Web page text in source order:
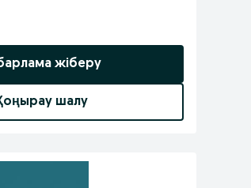
жіберу
шалу